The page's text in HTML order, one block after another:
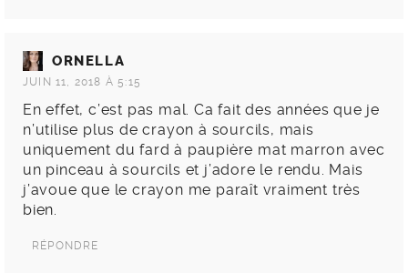
ORNELLA
JUIN 11, 2018 À 5:15
En effet, c’est pas mal. Ca fait des années que je
n’utilise plus de crayon à sourcils, mais
uniquement du fard à paupière mat marron avec
un pinceau à sourcils et j’adore le rendu. Mais
j’avoue que le crayon me paraît vraiment très
bien.
RÉPONDRE